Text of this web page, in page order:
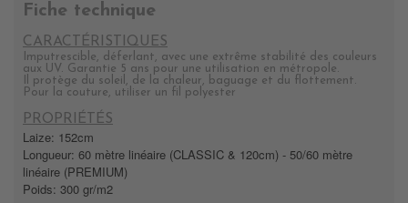
Fiche technique
CARACTÉRISTIQUES
Imputrescible, déferlant, avec une extrême stabilité des couleurs
aux UV. Garantie 5 ans pour une utilisation en métropole.
Il protège du soleil, de la chaleur, baguage et du flottement.
Pour la couture, utiliser un fil polyester
PROPRIÉTÉS
Laize: 152cm
Longueur: 60 mètre linéaire (CLASSIC & 120cm) - 50/60 mètre
linéaire (PREMIUM)
Poids: 300 gr/m2